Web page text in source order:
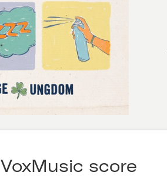
VoxMusic score